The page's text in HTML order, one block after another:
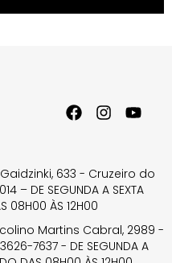
633 - Cruzeiro do
– DE SEGUNDA A SEXTA
08H00 ÀS 12H00
Martins Cabral, 2989 -
7637 - DE SEGUNDA A